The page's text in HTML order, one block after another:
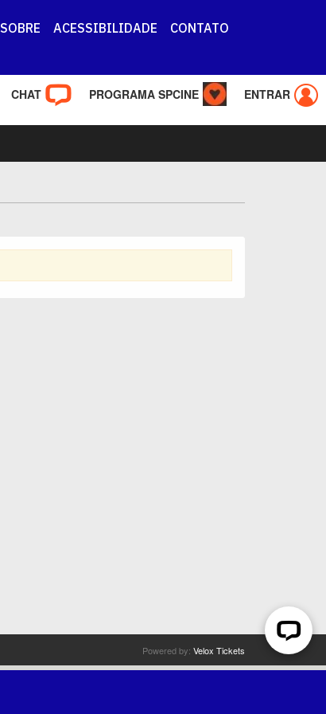
SOBRE ACESSIBILIDADE CONTATO